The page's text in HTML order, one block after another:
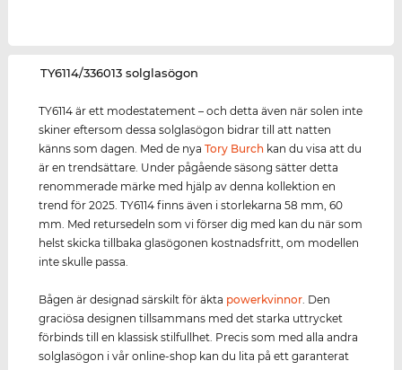
‌TY6114/336013 solglasögon
TY6114 är ett modestatement – och detta även när solen inte
skiner eftersom dessa solglasögon bidrar till att natten
känns som dagen. Med de nyaTory Burch kan du visa att du
är en trendsättare. Under pågående säsong sätter detta
renommerade märke med hjälp av denna kollektion en
trend för 2025. TY6114 finns även i storlekarna 58 mm, 60
mm. Med retursedeln som vi förser dig med kan du när som
helst skicka tillbaka glasögonen kostnadsfritt, om modellen
inte skulle passa.
Bågen är designad särskilt för äkta powerkvinnor. Den
graciösa designen tillsammans med det starka uttrycket
förbinds till en klassisk stilfullhet. Precis som med alla andra
solglasögon i vår online-shop kan du lita på ett garanterat